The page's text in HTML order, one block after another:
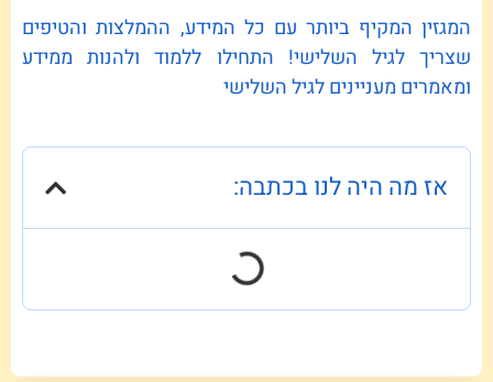
המגזין המקיף ביותר עם כל המידע, ההמלצות והטיפים
שצריך לגיל השלישי! התחילו ללמוד ולהנות ממידע
ומאמרים מעניינים לגיל השלישי
אז מה היה לנו בכתבה: